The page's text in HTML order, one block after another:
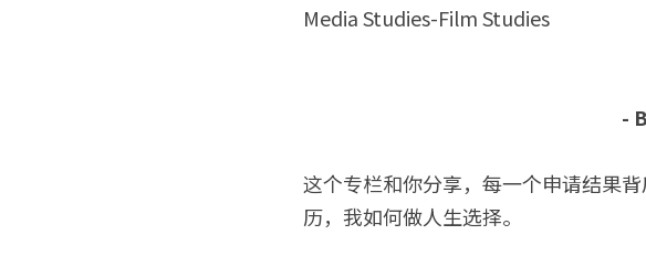
Media Studies-Film Studies
-
这个专栏和你分享，每一个申请结果
历，我如何做人生选择。